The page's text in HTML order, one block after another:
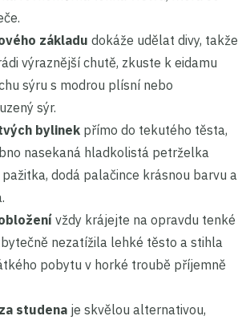
základu dokáže udělat divy, takže
výraznější chutě, zkuste k eidamu
sýru s modrou plísní nebo
sýr.
bylinek přímo do tekutého těsta,
nasekaná hladkolistá petrželka
dodá palačince krásnou barvu a
vždy krájejte na opravdu tenké
nezatížila lehké těsto a stihla
pobytu v horké troubě příjemně
studena je skvělou alternativou,